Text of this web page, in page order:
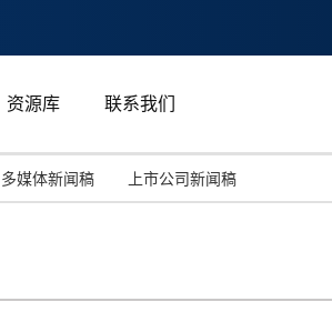
资源库 联系我们
多媒体新闻稿 上市公司新闻稿